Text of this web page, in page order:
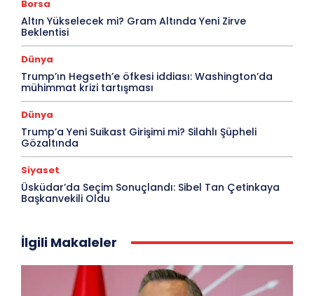
Borsa
Altın Yükselecek mi? Gram Altında Yeni Zirve
Beklentisi
Dünya
Trump’ın Hegseth’e öfkesi iddiası: Washington’da
mühimmat krizi tartışması
Dünya
Trump’a Yeni Suikast Girişimi mi? Silahlı Şüpheli
Gözaltında
Siyaset
Üsküdar’da Seçim Sonuçlandı: Sibel Tan Çetinkaya
Başkanvekili Oldu
İlgili Makaleler